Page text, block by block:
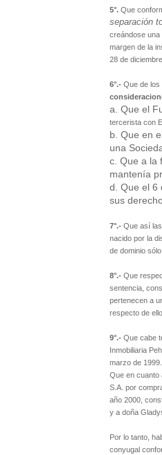
5°. Que
separación
creándose una
margen de la
28 de
6°.- Que de los
a. Que el
tercerista con
b. Que en
una
c. Que a la
mantenía
d. Que el 6
sus
7°.- Que así
nacido por la
de dominio
8°.- Que
sentencia,
pertenecen a
respecto de
9°.- Que cabe
Inmobiliaria
marzo de
Que en cuanto
S.A. por
año 2000,
y a doña
Por lo tanto,
conyugal